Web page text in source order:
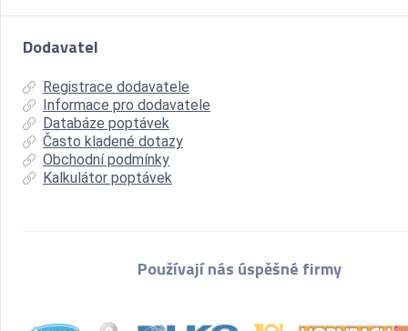
Dodavatel
Registrace dodavatele
Informace pro dodavatele
Databáze poptávek
Často kladené dotazy
Obchodní podmínky
Kalkulátor poptávek
Používají nás úspěšné firmy